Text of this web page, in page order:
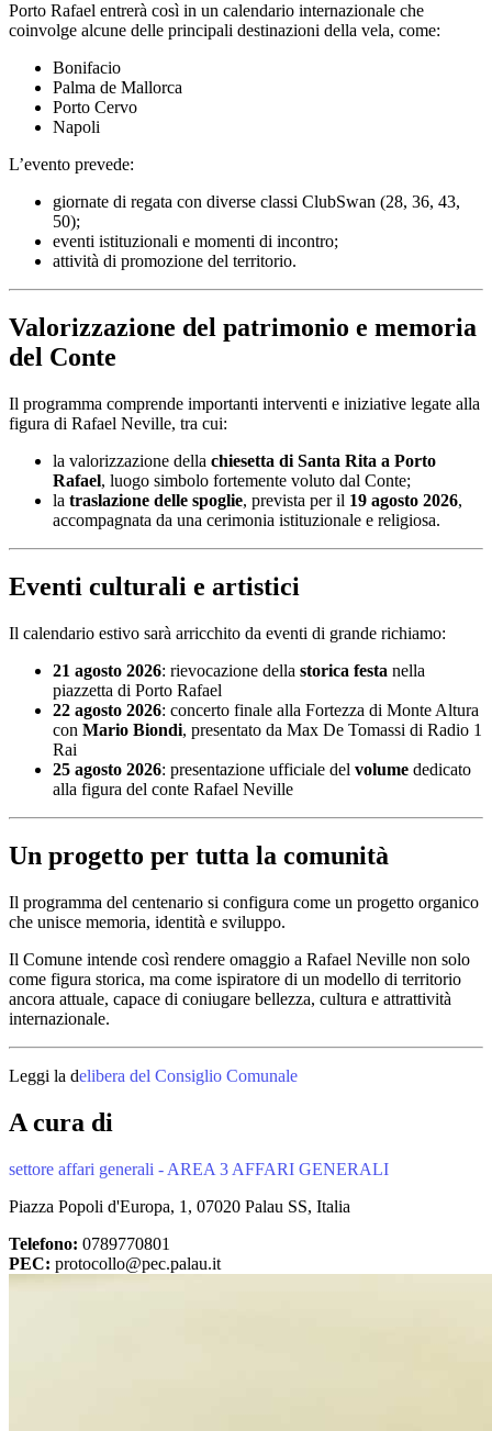
Porto Rafael entrerà così in un calendario internazionale che
coinvolge alcune delle principali destinazioni della vela, come:
Bonifacio
Palma de Mallorca
Porto Cervo
Napoli
L’evento prevede:
giornate di regata con diverse classi ClubSwan (28, 36, 43,
50);
eventi istituzionali e momenti di incontro;
attività di promozione del territorio.
Valorizzazione del patrimonio e memoria
del Conte
Il programma comprende importanti interventi e iniziative legate alla
figura di Rafael Neville, tra cui:
la valorizzazione della chiesetta di Santa Rita a Porto
Rafael, luogo simbolo fortemente voluto dal Conte;
la traslazione delle spoglie, prevista per il 19 agosto 2026,
accompagnata da una cerimonia istituzionale e religiosa.
Eventi culturali e artistici
Il calendario estivo sarà arricchito da eventi di grande richiamo:
21 agosto 2026: rievocazione della storica festa nella
piazzetta di Porto Rafael
22 agosto 2026: concerto finale alla Fortezza di Monte Altura
con Mario Biondi, presentato da Max De Tomassi di Radio 1
Rai
25 agosto 2026: presentazione ufficiale del volume dedicato
alla figura del conte Rafael Neville
Un progetto per tutta la comunità
Il programma del centenario si configura come un progetto organico
che unisce memoria, identità e sviluppo.
Il Comune intende così rendere omaggio a Rafael Neville non solo
come figura storica, ma come ispiratore di un modello di territorio
ancora attuale, capace di coniugare bellezza, cultura e attrattività
internazionale.
Leggi la delibera del Consiglio Comunale
A cura di
settore affari generali - AREA 3 AFFARI GENERALI
Piazza Popoli d'Europa, 1, 07020 Palau SS, Italia
Telefono: 0789770801
PEC: protocollo@pec.palau.it